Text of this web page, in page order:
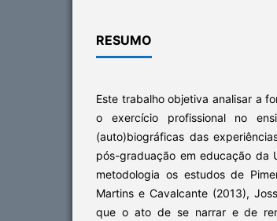
RESUMO
Este trabalho objetiva analisar a
o exercício profissional no
(auto)biográficas das
pós-graduação em educação da
metodologia os estudos de
Martins e Cavalcante (2013),
que o ato de se narrar e de